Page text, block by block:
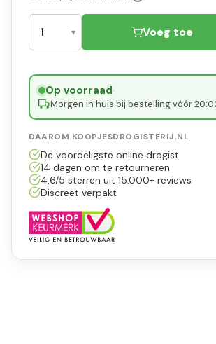
Voeg toe
Op voorraad·
Morgen in huis bij bestelling vóór
DAAROM KOOPJESDROGISTERIJ.NL
De voordeligste online drogist
14 dagen om te retourneren
4,6/5 sterren uit 15.000+ reviews
Discreet verpakt